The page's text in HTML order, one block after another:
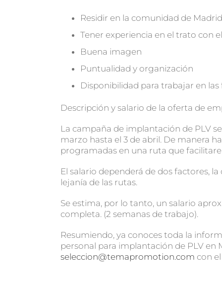
Residir en la comunidad de Madrid
Tener experiencia en el trato con
Buena imagen
Puntualidad y organización
Disponibilidad para trabajar en las
Descripción y salario de la oferta de
La campaña de implantación de PLV
marzo hasta el 3 de abril. De manera
programadas en una ruta que
El salario dependerá de dos factores,
lejanía de las rutas.
Se estima, por lo tanto, un salario
completa. (2 semanas de trabajo).
Resumiendo, ya conoces toda la
personal para implantación de PLV en
seleccion@temapromotion.com con